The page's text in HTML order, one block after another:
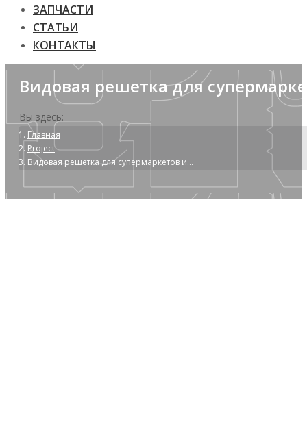
ЗАПЧАСТИ
СТАТЬИ
КОНТАКТЫ
Видовая решетка для
Вы здесь:
Главная
Project
Видовая решетка для супермаркетов и…